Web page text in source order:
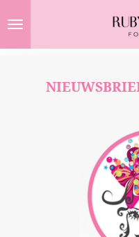
direct
naar
hoofdinhoud